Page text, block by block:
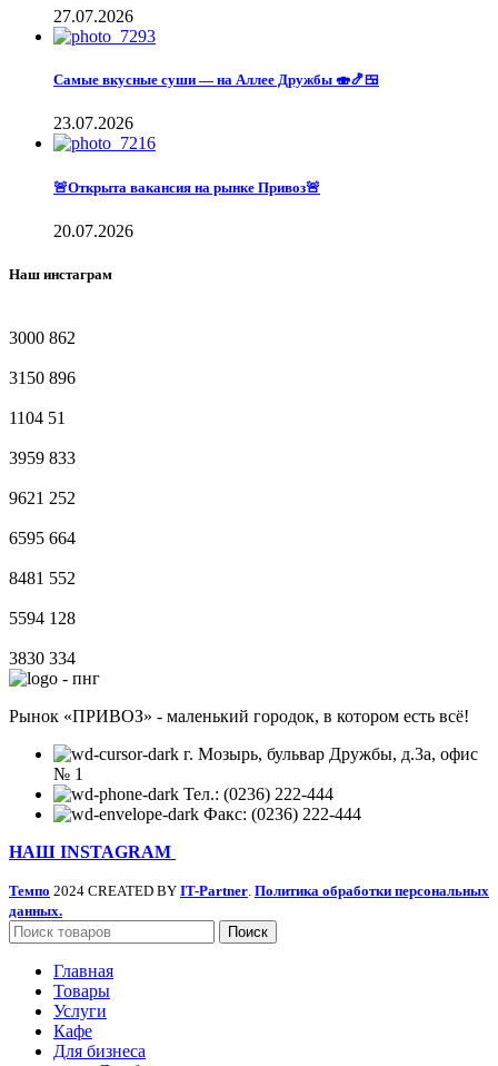
27.07.2026
Самые вкусные суши — на Аллее Дружбы 🍣🍤🍱
23.07.2026
🚨Открыта вакансия на рынке Привоз🚨
20.07.2026
Наш инстаграм
3000 862
3150 896
1104 51
3959 833
9621 252
6595 664
8481 552
5594 128
3830 334
Рынок «ПРИВОЗ» - маленький городок, в котором есть всё!
г. Мозырь, бульвар Дружбы, д.3а, офис
№ 1
Тел.: (0236) 222-444
Факс: (0236) 222-444
НАШ INSTAGRAM
Темпо 2024 CREATED BY IT-Partner. Политика обработки персональных
данных.
Поиск
Главная
Товары
Услуги
Кафе
Для бизнеса